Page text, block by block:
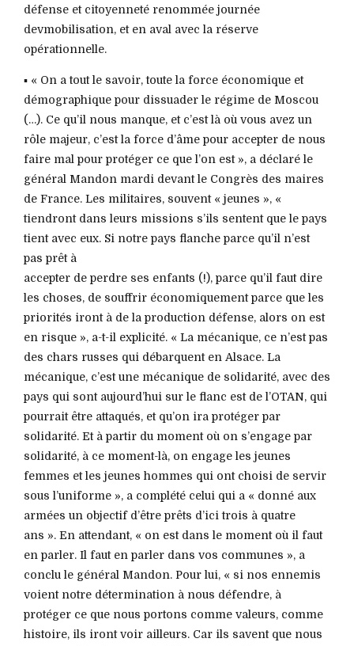
défense et citoyenneté renommée journée
devmobilisation, et en aval avec la réserve
opérationnelle.
▪️ « On a tout le savoir, toute la force économique et
démographique pour dissuader le régime de Moscou
(…). Ce qu’il nous manque, et c’est là où vous avez un
rôle majeur, c’est la force d’âme pour accepter de nous
faire mal pour protéger ce que l’on est », a déclaré le
général Mandon mardi devant le Congrès des maires
de France. Les militaires, souvent « jeunes », «
tiendront dans leurs missions s’ils sentent que le pays
tient avec eux. Si notre pays flanche parce qu’il n’est
pas prêt à
accepter de perdre ses enfants (!), parce qu’il faut dire
les choses, de souffrir économiquement parce que les
priorités iront à de la production défense, alors on est
en risque », a-t-il explicité. « La mécanique, ce n’est pas
des chars russes qui débarquent en Alsace. La
mécanique, c’est une mécanique de solidarité, avec des
pays qui sont aujourd’hui sur le flanc est de l’OTAN, qui
pourrait être attaqués, et qu’on ira protéger par
solidarité. Et à partir du moment où on s’engage par
solidarité, à ce moment-là, on engage les jeunes
femmes et les jeunes hommes qui ont choisi de servir
sous l’uniforme », a complété celui qui a « donné aux
armées un objectif d’être prêts d’ici trois à quatre
ans ». En attendant, « on est dans le moment où il faut
en parler. Il faut en parler dans vos communes », a
conclu le général Mandon. Pour lui, « si nos ennemis
voient notre détermination à nous défendre, à
protéger ce que nous portons comme valeurs, comme
histoire, ils iront voir ailleurs. Car ils savent que nous